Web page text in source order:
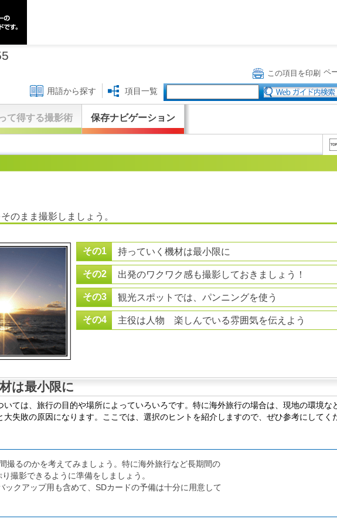
この項目を印刷 ペ
項目一覧
用語から探す
て得する撮影術 保存ナビゲーション
のまま撮影しましょう。
その1 持っていく機材は最小限に
その2 出発のワクワク感も撮影しておきましょう！
その3 観光スポットでは、パンニングを使う
その4 主役は人物 楽しんでいる雰囲気を伝えよう
は最小限に
ては、旅行の目的や場所によっていろいろです。特に海外旅行の場合は、現地の環境な
失敗の原因になります。ここでは、選択のヒントを紹介しますので、ぜひ参考にしてく
撮るのかを考えてみましょう。特に海外旅行など長期間の
撮影できるように準備をしましょう。
ックアップ用も含めて、SDカードの予備は十分に用意して